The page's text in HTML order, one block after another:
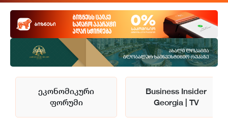
ეკონომიკური
ფორუმი
Business Insider
Georgia | TV